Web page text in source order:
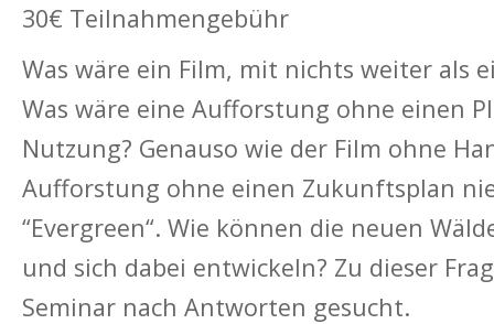
30€ Teilnahmengebühr
Was wäre ein Film, mit nichts weiter als
Was wäre eine Aufforstung ohne einen
Nutzung? Genauso wie der Film ohne
Aufforstung ohne einen Zukunftsplan
“Evergreen“. Wie können die neuen
und sich dabei entwickeln? Zu dieser
Seminar nach Antworten gesucht.